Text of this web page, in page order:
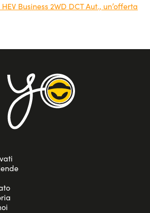
Business 2WD DCT Aut., un’offerta